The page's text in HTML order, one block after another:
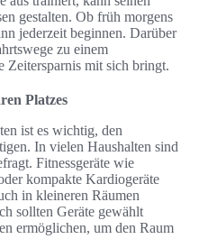
gestalten. Ob früh morgens
jederzeit beginnen. Darüber
zu einem
Zeitersparnis mit sich bringt.
Platzes
ist es wichtig, den
In vielen Haushalten sind
Fitnessgeräte wie
kompakte Kardiogeräte
in kleineren Räumen
sollten Geräte gewählt
ermöglichen, um den Raum